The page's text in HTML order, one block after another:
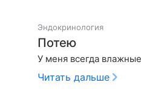
Эндокринология
Потею
У меня всегда
Читать дальше